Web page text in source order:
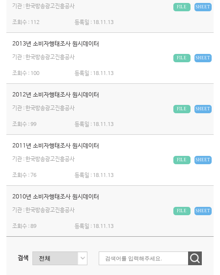
기관 : 한국방송광고진흥공사 SHEET
FILE
조회수 : 112 등록일 : 18.11.13
2013년 소비자행태조사 원시데이터
기관 : 한국방송광고진흥공사 SHEET
FILE
조회수 : 100 등록일 : 18.11.13
2012년 소비자행태조사 원시데이터
기관 : 한국방송광고진흥공사 SHEET
FILE
조회수 :99 등록일 : 18.11.13
2011년 소비자행태조사 원시데이터
기관 : 한국방송광고진흥공사 SHEET
FILE
조회수 :76 등록일 : 18.11.13
2010년 소비자행태조사 원시데이터
기관 : 한국방송광고진흥공사 SHEET
FILE
조회수 :89 등록일 : 18.11.13
검색